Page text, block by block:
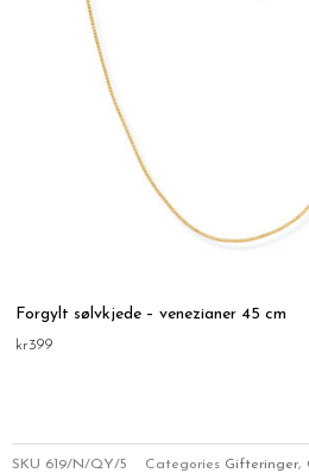
Forgylt sølvkjede – venezianer 45 cm
kr399
SKU 619/N/QY/5 Categories Gifteringer,